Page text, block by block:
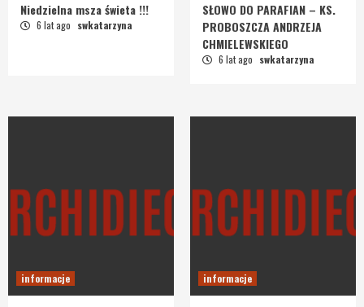
Niedzielna msza świeta !!!
6 lat ago swkatarzyna
SŁOWO DO PARAFIAN – KS.
PROBOSZCZA ANDRZEJA
CHMIELEWSKIEGO
6 lat ago swkatarzyna
informacje informacje